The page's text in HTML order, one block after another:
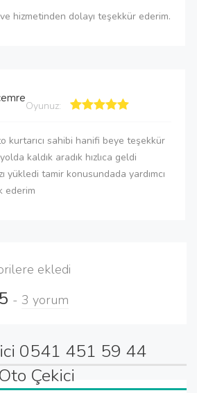
ve hizmetinden dolayı teşekkür ederim.
Oyunuz:
kurtarıcı sahibi hanifi beye teşekkür
kaldık aradık hızlıca geldi
yükledi tamir konusundada yardımcı
ederim
ekledi
- 3 yorum
0541 451 59 44
Çekici